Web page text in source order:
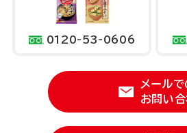
0120-53-0606
メールで
お問い